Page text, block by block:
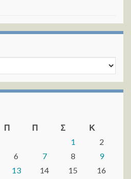
Π Π Σ
Κ
1
2
6 7 8
9
13 14 15
16